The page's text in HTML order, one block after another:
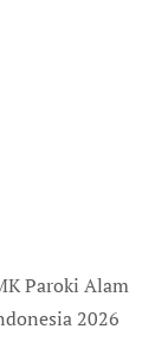
Paroki Alam
2026